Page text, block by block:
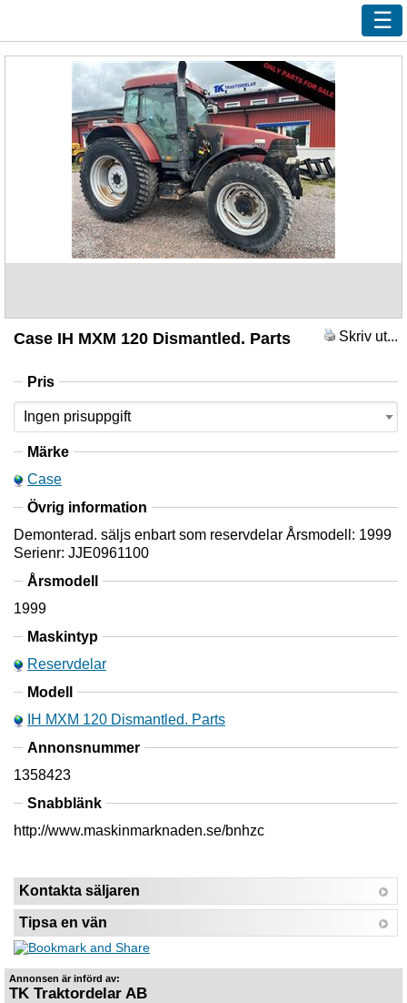
Ny sökning
Våra handlare
Annonsera
Kundservice
Annonsen är införd av:
TK Traktordelar AB
Skriv ut...
Case IH MXM 120 Dismantled. Parts
Pris
Märke
Case
Övrig information
Demonterad. säljs enbart som reservdelar Årsmodell: 1999
Serienr: JJE0961100
Årsmodell
1999
Maskintyp
Reservdelar
Modell
IH MXM 120 Dismantled. Parts
Annonsnummer
1358423
Snabblänk
http://www.maskinmarknaden.se/bnhzc
Kontakta säljaren
Tipsa en vän